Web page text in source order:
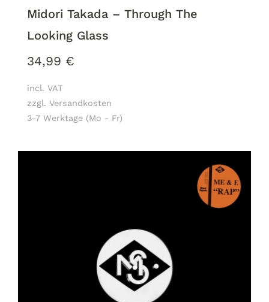
Midori Takada – Through The
Looking Glass
34,99 €
incl. VAT
zzgl. Versandkosten
3-7 Werktage (Mo - Fr)